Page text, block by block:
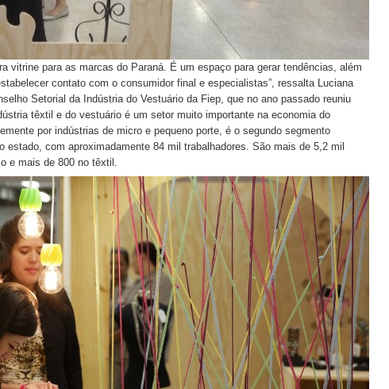
vitrine para as marcas do Paraná. É um espaço para gerar tendências, além
contato com o consumidor final e especialistas”, ressalta Luciana
Setorial da Indústria do Vestuário da Fiep, que no ano passado reuniu
têxtil e do vestuário é um setor muito importante na economia do
por indústrias de micro e pequeno porte, é o segundo segmento
estado, com aproximadamente 84 mil trabalhadores. São mais de 5,2 mil
e mais de 800 no têxtil.